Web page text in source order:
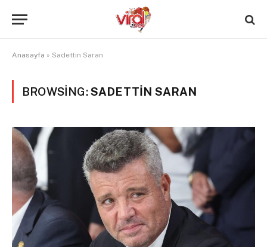
Anasayfa » Sadettin Saran
BROWSING:SADETTIN SARAN